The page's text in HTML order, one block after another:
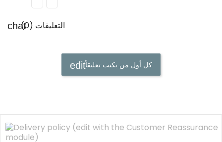
التعليقات (0)
كل أول من يكتب تعليقاً